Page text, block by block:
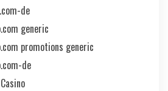
de
generic
promotions generic
de